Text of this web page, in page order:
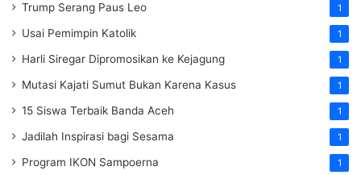
Trump Serang Paus Leo 1
Usai Pemimpin Katolik 1
Harli Siregar Dipromosikan ke Kejagung 1
Mutasi Kajati Sumut Bukan Karena Kasus 1
15 Siswa Terbaik Banda Aceh 1
Jadilah Inspirasi bagi Sesama 1
Program IKON Sampoerna 1